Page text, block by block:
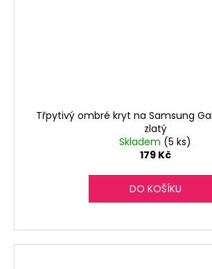
Třpytivý ombré kryt na Samsung
zlatý
Skladem (5 ks)
179 Kč
DO KOŠÍKU